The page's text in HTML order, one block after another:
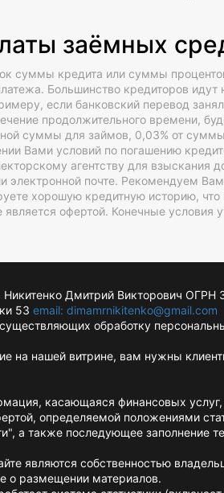
заёмных
суммы кредита или суммы
Большинство кредиторов
если банковский перевод
продолжительного времени,
суммы для займов, 0,03% от
Вами условий по погашению
агентству для
почте. Рекомендуем
хорошую кредитную историю,
офертой. Конечные условия
Дмитрий Викторович ОГРН
53 email: dimamrnikitenko@gmail.com
обработку
на нашей витрине, вам нужны
касающаяся финансовых
определяемой положениями
а также последующее заполнение
являются собственностью
о размещении материалов.